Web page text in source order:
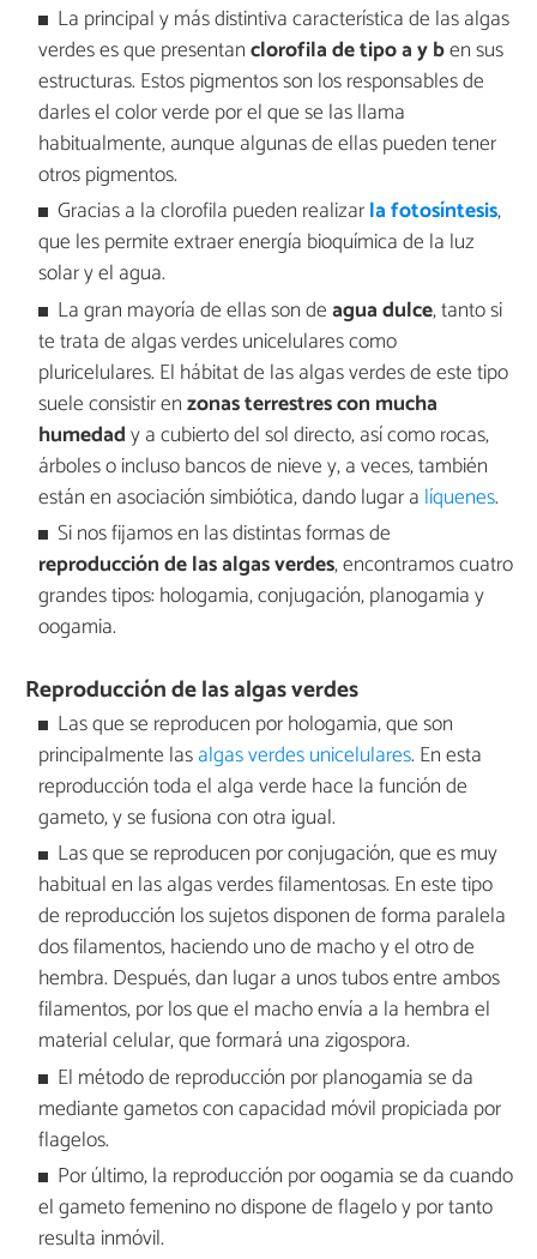
La principal y más distintiva característica de las algas
verdes es que presentanclorofila de tipo a y ben sus
estructuras. Estos pigmentos son los responsables de
darles el color verde por el que se las llama
habitualmente, aunque algunas de ellas pueden tener
otros pigmentos.
Gracias a la clorofila pueden realizarla fotosíntesis,
que les permite extraer energía bioquímica de la luz
solar y el agua.
La gran mayoría de ellas son deagua dulce, tanto si
te trata de algas verdes unicelulares como
pluricelulares. El hábitat de las algas verdes de este tipo
suele consistir enzonas terrestres con mucha
humedady a cubierto del sol directo, así como rocas,
árboles o incluso bancos de nieve y, a veces, también
están en asociación simbiótica, dando lugar a líquenes.
Si nos fijamos en las distintas formas de
reproducción de las algas verdes, encontramos cuatro
grandes tipos: hologamia, conjugación, planogamia y
oogamia.
Reproducción de las algas verdes
Las que se reproducen por hologamia, que son
principalmente lasalgas verdes unicelulares. En esta
reproducción toda el alga verde hace la función de
gameto, y se fusiona con otra igual.
Las que se reproducen por conjugación, que es muy
habitual en las algas verdes filamentosas. En este tipo
de reproducción los sujetos disponen de forma paralela
dos filamentos, haciendo uno de macho y el otro de
hembra. Después, dan lugar a unos tubos entre ambos
filamentos, por los que el macho envía a la hembra el
material celular, que formará una zigospora.
El método de reproducción por planogamia se da
mediante gametos con capacidad móvil propiciada por
flagelos.
Por último, la reproducción por oogamia se da cuando
el gameto femenino no dispone de flagelo y por tanto
resulta inmóvil.